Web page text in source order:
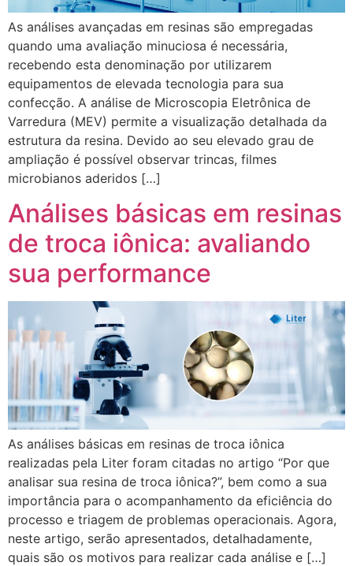
As análises avançadas em resinas são empregadas
quando uma avaliação minuciosa é necessária,
recebendo esta denominação por utilizarem
equipamentos de elevada tecnologia para sua
confecção. A análise de Microscopia Eletrônica de
Varredura (MEV) permite a visualização detalhada da
estrutura da resina. Devido ao seu elevado grau de
ampliação é possível observar trincas, filmes
microbianos aderidos […]
Análises básicas em resinas
de troca iônica: avaliando
sua performance
As análises básicas em resinas de troca iônica
realizadas pela Liter foram citadas no artigo “Por que
analisar sua resina de troca iônica?”, bem como a sua
importância para o acompanhamento da eficiência do
processo e triagem de problemas operacionais. Agora,
neste artigo, serão apresentados, detalhadamente,
quais são os motivos para realizar cada análise e […]